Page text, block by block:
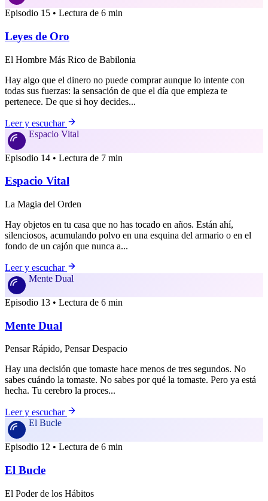
Episodio 15 • Lectura de 6 min
Leyes de Oro
El Hombre Más Rico de Babilonia
Hay algo que el dinero no puede comprar aunque lo intente con
todas sus fuerzas: la sensación de que el día que empieza te
pertenece. De que si hoy decides...
Leer y escuchar
Espacio Vital
Episodio 14 • Lectura de 7 min
Espacio Vital
La Magia del Orden
Hay objetos en tu casa que no has tocado en años. Están ahí,
silenciosos, acumulando polvo en una esquina del armario o en el
fondo de un cajón que nunca a...
Leer y escuchar
Mente Dual
Episodio 13 • Lectura de 6 min
Mente Dual
Pensar Rápido, Pensar Despacio
Hay una decisión que tomaste hace menos de tres segundos. No
sabes cuándo la tomaste. No sabes por qué la tomaste. Pero ya está
hecha. Tu cerebro la proces...
Leer y escuchar
El Bucle
Episodio 12 • Lectura de 6 min
El Bucle
El Poder de los Hábitos